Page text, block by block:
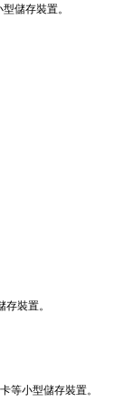
儲存裝置。
裝置。
等小型儲存裝置。